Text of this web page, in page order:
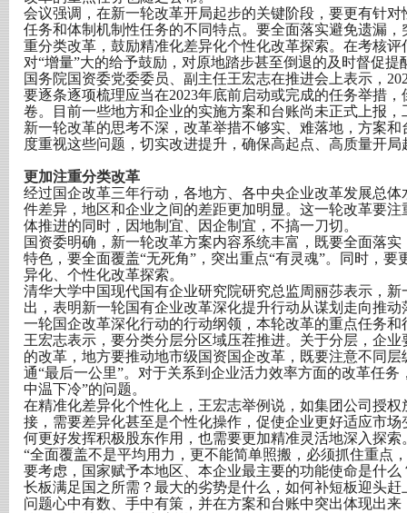
会议强调，在新一轮改革开局起步的关键阶段，要更有针
任务和体制机制性任务的不同特点。要全面落实避免遗漏
重分类改革，鼓励精准化差异化个性化改革探索。在考核评
对“增量”大的给予鼓励，对原地踏步甚至倒退的及时督促提
国务院国资委党委委员、副主任王宏志在推进会上表示，
要逐条逐项梳理应当在2023年底前启动或完成的任务举措
卷。目前一些地方和企业的实施方案和台账尚未正式上报
新一轮改革的思考不深，改革举措不够实、难落地，方案
度重视这些问题，切实改进提升，确保高起点、高质量开局
更加注重分类改革
经过国企改革三年行动，各地方、各中央企业改革发展总
件差异，地区和企业之间的差距更加明显。这一轮改革要
体推进的同时，因地制宜、因企制宜，不搞一刀切。
国资委明确，新一轮改革方案内容系统丰富，既要全面落
特色，要全面覆盖“无死角”，突出重点“有灵魂”。同时，
异化、个性化改革探索。
清华大学中国现代国有企业研究院研究总监周丽莎表示，
出，表明新一轮国有企业改革深化提升行动从谋划走向推
一轮国企改革深化行动的行动纲领，本轮改革的重点任务
王宏志表示，要分类分层分区域压茬推进。关于分层，企
的改革，地方要推动地市级国资国企改革，既要注意不同
通“最后一公里”。对于关系到企业活力效率方面的改革任
中温下冷”的问题。
在精准化差异化个性化上，王宏志举例说，如集团公司授
接，需要差异化甚至是个性化操作，促使企业更好适应市
何更好发挥积极股东作用，也需要更加精准灵活地深入探索
“全面覆盖不是平均用力，更不能简单照搬，必须抓住重点
要考虑，国家赋予本地区、本企业最主要的功能使命是什
长板满足国之所需？最大的劣势是什么，如何补短板迎头
问题心中有数、手中有策，并在方案和台账中突出体现出